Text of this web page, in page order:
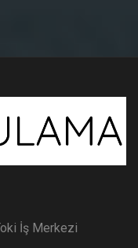
İş Merkezi